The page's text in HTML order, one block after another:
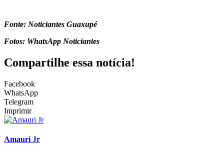
Fonte: Noticiantes Guaxupé
Fotos: WhatsApp Noticiantes
Compartilhe essa notícia!
Facebook
WhatsApp
Telegram
Imprimir
Amauri Jr